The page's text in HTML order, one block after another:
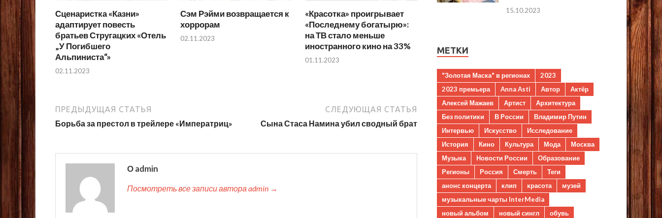
Сценаристка «Казни»
адаптирует повесть
братьев Стругацких «Отель
„У Погибшего
Альпиниста“»
02.11.2023
Сэм Рэйми возвращается к
хоррорам
02.11.2023
«Красотка» проигрывает
«Последнему богатырю»:
на ТВ стало меньше
иностранного кино на 33%
01.11.2023
ПРЕДЫДУЩАЯ СТАТЬЯ
Борьба за престол в трейлере «Императриц»
СЛЕДУЮЩАЯ СТАТЬЯ
Сына Стаса Намина убил сводный брат
О admin
Посмотреть все записи автора admin →
15.10.2023
МЕТКИ
"Золотая Маска" в регионах
2023
2023 премьера
Anna Asti Автор
Актёр
Алексей Мажаев
Артист
Архитектура
Без политики
В России
Владимир Путин
Интервью
Искусство
Исследование
История
Кино Культура Мода
Москва
Музыка
Новости России
Образование
Регионы
Россия Смерть
Теги
анонс концерта
клип красота
музей
музыкальные чарты InterMedia
новый альбом
новый сингл
обувь